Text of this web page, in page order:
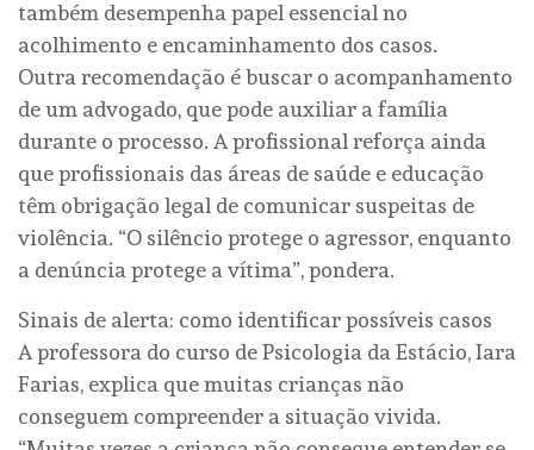
também desempenha papel essencial no
acolhimento e encaminhamento dos casos.
Outra recomendação é buscar o acompanhamento
de um advogado, que pode auxiliar a família
durante o processo. A profissional reforça ainda
que profissionais das áreas de saúde e educação
têm obrigação legal de comunicar suspeitas de
violência. “O silêncio protege o agressor, enquanto
a denúncia protege a vítima”, pondera.
Sinais de alerta: como identificar possíveis casos
A professora do curso de Psicologia da Estácio, Iara
Farias, explica que muitas crianças não
conseguem compreender a situação vivida.